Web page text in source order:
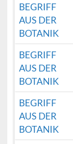
BEGRIFF
AUS DER
BOTANIK
BEGRIFF
AUS DER
BOTANIK
BEGRIFF
AUS DER
BOTANIK